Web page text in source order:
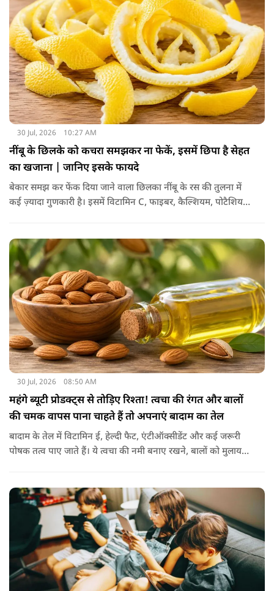
30 Jul, 2026 10:27 AM
नींबू के छिलके को कचरा समझकर ना फेकें, इसमें छिपा है सेहत
का खजाना | जानिए इसके फायदे
बेकार समझ कर फेंक दिया जाने वाला छिलका नींबू के रस की तुलना में
कई ज़्यादा गुणकारी है। इसमें विटामिन C, फाइबर, कैल्शियम, पोटैशियम
जाए तो ये आपकी सेहत के लिए किसी संजीवनी की तरह काम करता है।
आइए जानते नींबू के छिलके के फायदे।
30 Jul, 2026 08:50 AM
महंगे ब्यूटी प्रोडक्ट्स से तोड़िए रिश्ता! त्वचा की रंगत और बालों
की चमक वापस पाना चाहते हैं तो अपनाएं बादाम का तेल
बादाम के तेल में विटामिन ई, हेल्दी फैट, एंटीऑक्सीडेंट और कई जरूरी
पोषक तत्व पाए जाते हैं। ये त्वचा की नमी बनाए रखने, बालों को मुलायम
पहले से ज्यादा मुलायम महसूस होते हैं। कुछ लोग बादाम के तेल को जैतून
के तेल के साथ मिलाकर भी इस्तेमाल करते हैं। इससे बालों की देखभाल
बेहतर तरीके से होती है। हालांकि अगर बाल बहुत ज्यादा झड़ रहे हों, तो
पहले त्वचा विशेषज्ञ से सलाह लेना जरूरी है।